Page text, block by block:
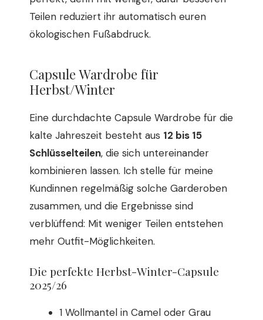
Teilen reduziert ihr automatisch euren
ökologischen Fußabdruck.
Capsule Wardrobe für
Herbst/Winter
Eine durchdachte Capsule Wardrobe für die
kalte Jahreszeit besteht aus 12 bis 15
Schlüsselteilen, die sich untereinander
kombinieren lassen. Ich stelle für meine
Kundinnen regelmäßig solche Garderoben
zusammen, und die Ergebnisse sind
verblüffend: Mit weniger Teilen entstehen
mehr Outfit-Möglichkeiten.
Die perfekte Herbst-Winter-Capsule
2025/26
1 Wollmantel in Camel oder Grau